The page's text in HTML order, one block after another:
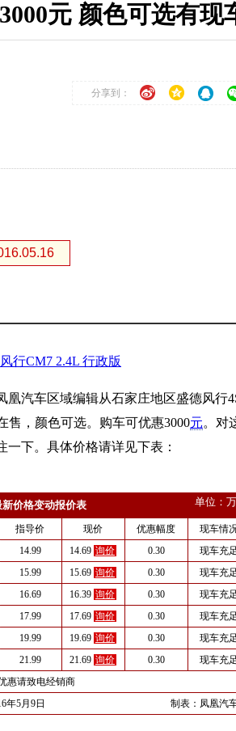
元 颜色可选有现
分享到：
行CM7 2.4L 行政版
凰汽车区域编辑从石家庄地区盛德风行
售，颜色可选。购车可优惠3000元。对
下。具体价格请详见下表：
价格变动报价表 单位：
指导价 现价 优惠幅度
现车情
14.99 14.69 询价 0.30
现车充足
15.99 15.69 询价 0.30
现车充足
16.69 16.39 询价 0.30
现车充足
17.99 17.69 询价 0.30
现车充足
19.99 19.69 询价 0.30
现车充足
21.99 21.69 询价 0.30
现车充足
惠请致电经销商
制表： 凤凰汽
年5月9日